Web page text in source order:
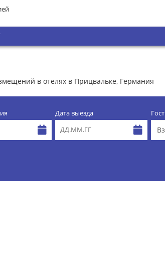
в отелях в Прицвальке, Германия
Дата выезда